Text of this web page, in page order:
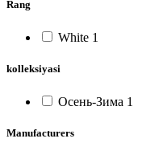
Rang
White 1
kolleksiyasi
Осень-Зима 1
Manufacturers